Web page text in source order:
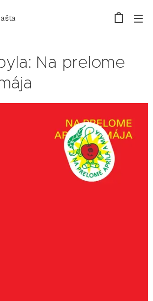
Na prelome